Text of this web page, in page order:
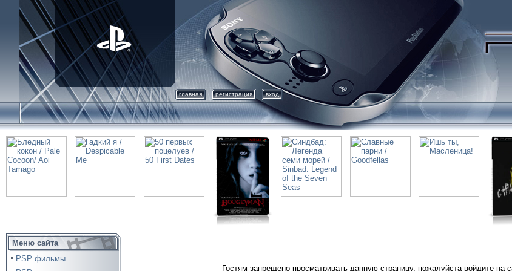
главная регистрация вход
Меню сайта
PSP фильмы
Гостям запрещено просматривать данную страницу, пожалуйста войдите на